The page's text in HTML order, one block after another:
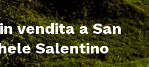
vendita a San
Salentino